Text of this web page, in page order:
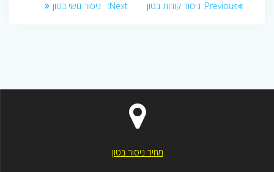
Previous: ניסור קורות בטון Next: ניסור גושי בטון
מחיר ניסור בטון